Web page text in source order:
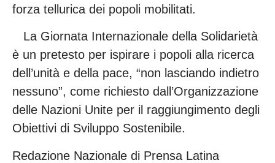
forza tellurica dei popoli mobilitati.
La Giornata Internazionale della Solidarietà
è un pretesto per ispirare i popoli alla ricerca
dell’unità e della pace, “non lasciando indietro
nessuno”, come richiesto dall’Organizzazione
delle Nazioni Unite per il raggiungimento degli
Obiettivi di Sviluppo Sostenibile.
Redazione Nazionale di Prensa Latina